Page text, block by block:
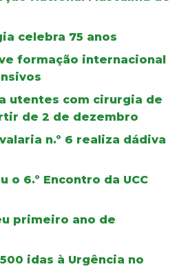
celebra 75 anos
formação internacional
utentes com cirurgia de
de 2 de dezembro
n.º 6 realiza dádiva
o 6.º Encontro da UCC
primeiro ano de
idas à Urgência no